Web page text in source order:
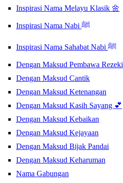
Inspirasi Nama Melayu Klasik 🌼
Inspirasi Nama Nabi ﷺ
Inspirasi Nama Sahabat Nabi ﷺ
Dengan Maksud Pembawa Rezeki
Dengan Maksud Cantik
Dengan Maksud Ketenangan
Dengan Maksud Kasih Sayang 💕
Dengan Maksud Kebaikan
Dengan Maksud Kejayaan
Dengan Maksud Bijak Pandai
Dengan Maksud Keharuman
Nama Gabungan